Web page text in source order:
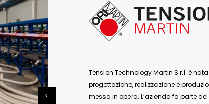
Tension Technology Martin S.r.l. è
progettazione, realizzazione e
messa in opera. L’azienda fa parte